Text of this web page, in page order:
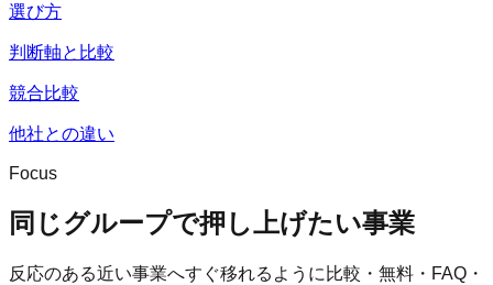
選び方
判断軸と比較
競合比較
他社との違い
Focus
同じグループで押し上げたい事業
反応のある近い事業へすぐ移れるように比較・無料・FAQ・